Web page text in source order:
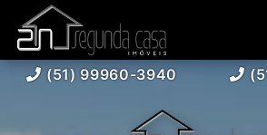
(51) 99960-3940